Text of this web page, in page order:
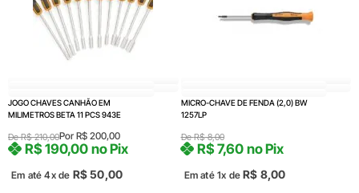
JOGO CHAVES CANHÃO EM
MILIMETROS BETA 11 PCS 943E
DeR$210,00Por R$ 200,00
Em até 4x de R$50,00
R$190,00 no Pix
MICRO-CHAVE DE FENDA (2,0) BW
1257LP
DeR$8,00
Em até 1x de R$ 8,00
R$7,60 no Pix